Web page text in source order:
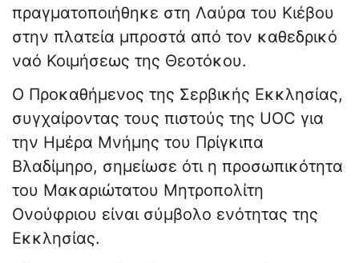
πραγματοποιήθηκε στη Λαύρα του Κιέβου
στην πλατεία μπροστά από τον καθεδρικό
ναό Κοιμήσεως της Θεοτόκου.
Ο Προκαθήμενος της Σερβικής Εκκλησίας,
συγχαίροντας τους πιστούς της UOC για
την Ημέρα Μνήμης του Πρίγκιπα
Βλαδίμηρο, σημείωσε ότι η προσωπικότητα
του Μακαριώτατου Μητροπολίτη
Ονούφριου είναι σύμβολο ενότητας της
Εκκλησίας.